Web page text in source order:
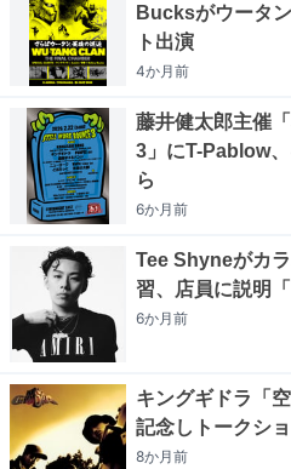
Bucksがウータ
ト出演
4か月前
藤井健太郎主催
3」にT-Pablow
ら
6か月前
Tee Shyneがカ
習、店員に説明
6か月前
キングギドラ「
記念しトークシ
8か月前